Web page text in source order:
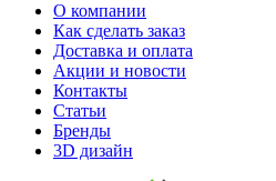
О компании
Как сделать заказ
Доставка и оплата
Акции и новости
Контакты
Статьи
Бренды
3D дизайн